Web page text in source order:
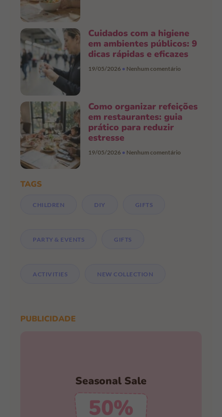
Cuidados com a higiene
em ambientes públicos: 9
dicas rápidas e eficazes
19/05/2026 Nenhum comentário
Como organizar refeições
em restaurantes: guia
prático para reduzir
estresse
19/05/2026 Nenhum comentário
TAGS
CHILDREN DIY GIFTS
PARTY & EVENTS GIFTS
ACTIVITIES NEW COLLECTION
PUBLICIDADE
Seasonal Sale
New Sale Season
GO TO SHOP